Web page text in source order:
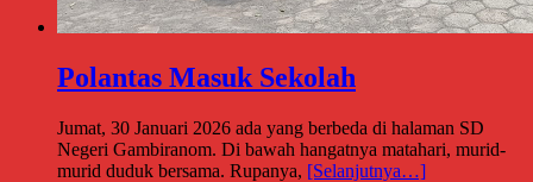
Polantas Masuk Sekolah
Jumat, 30 Januari 2026 ada yang berbeda di halaman SD
Negeri Gambiranom. Di bawah hangatnya matahari, murid-
murid duduk bersama. Rupanya, [Selanjutnya…]